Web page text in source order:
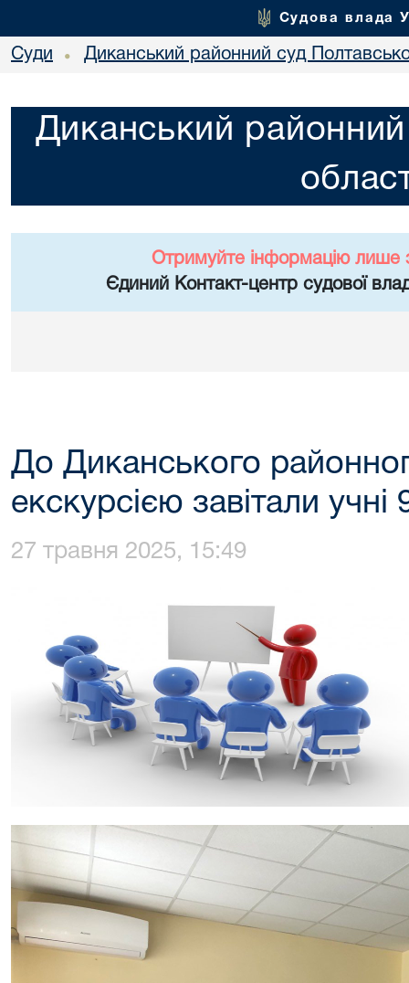
Судова влада
Суди • Диканський районний суд
Диканський районний
Отримуйте інформацію лише
Єдиний Контакт-центр судової
До Диканського
екскурсією завітали учні
27 травня 2025, 15:49